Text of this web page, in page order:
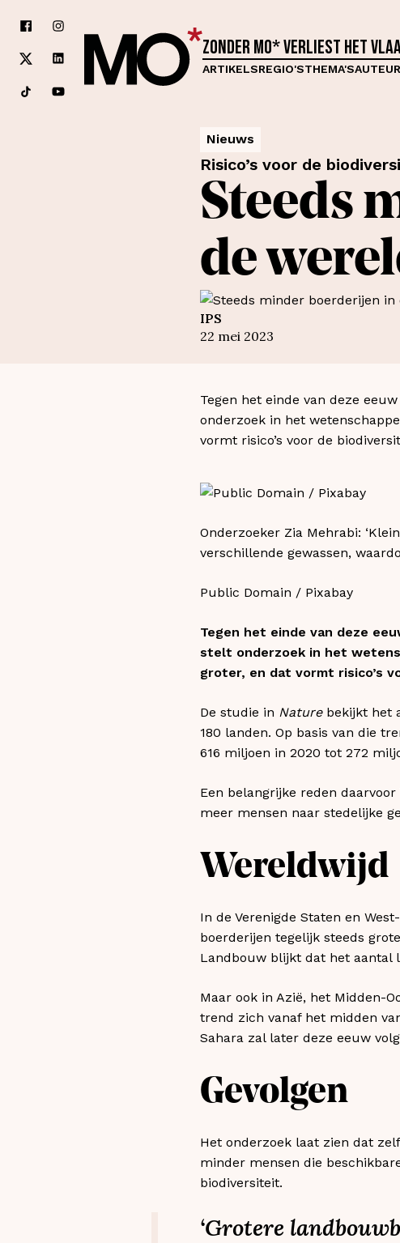
Zonder MO* verliest het
ARTIKELSREGIO'STHEMA'S
Nieuws
Risico’s voor de
Steeds
de
IPS
22 mei 2023
Tegen het einde van deze
onderzoek in het
vormt risico’s voor de
Onderzoeker Zia Mehrabi:
verschillende gewassen,
Public Domain / Pixabay
Tegen het einde van deze
stelt onderzoek in het
groter, en dat vormt risico’s
De studie in Naturebekijkt het
180 landen. Op basis van die
616 miljoen in 2020 tot 272
Een belangrijke reden
meer mensen naar stedelijke
Wereldwijd
In de Verenigde Staten en
boerderijen tegelijk steeds
Landbouw blijkt dat het aantal
Maar ook in Azië, het Midden-
trend zich vanaf het midden
Sahara zal later deze eeuw
Gevolgen
Het onderzoek laat zien dat
minder mensen die
biodiversiteit.
‘Grotere